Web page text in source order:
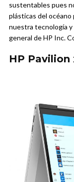
sustentables pues
plásticas del océano
nuestra tecnología y
general deHP Inc.
HP Pavilion